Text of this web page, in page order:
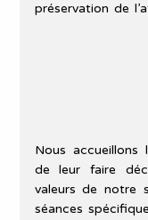
préservation de
Nous
de leur faire
valeurs de notre
séances